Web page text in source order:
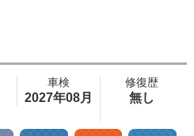
車検
2027年08月
修復歴
無し